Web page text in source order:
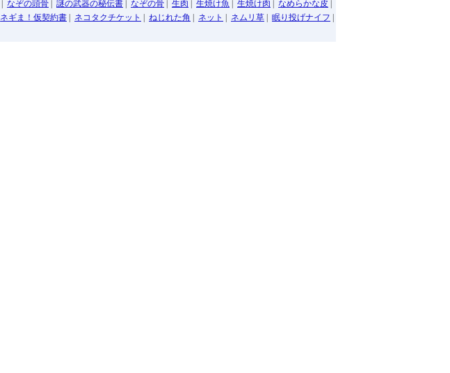
なぞの頭骨 謎の武器の秘伝書 なぞの骨 生肉 生焼け魚 生焼け肉 なめらかな皮
ネギま！仮契約書 ネコタクチケット ねじれた角 ネット ネムリ草 眠り投げナイフ